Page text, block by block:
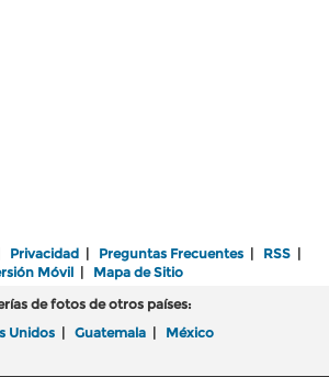
Privacidad | Preguntas Frecuentes | RSS |
Móvil| Mapa de Sitio
de fotos de otros países:
Unidos | Guatemala | México